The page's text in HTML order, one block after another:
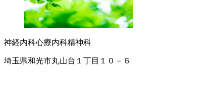
神経内科心療内科精神科
埼玉県和光市丸山台１丁目１０－６